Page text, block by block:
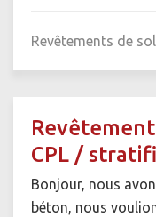
Revêtements de sol
CPL /
Bonjour, nous
béton, nous